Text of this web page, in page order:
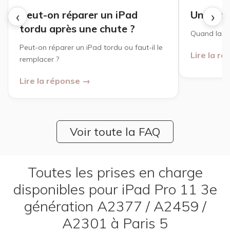
‹ ›
Peut-on réparer un iPad
tordu après une chute ?
Peut-on réparer un iPad tordu ou faut-il le
remplacer ?
Lire la réponse →
Une
Quand la
Lire la
Voir toute la FAQ
Toutes les prises en charge
disponibles pour iPad Pro 11 3e
génération A2377 / A2459 /
A2301 à Paris 5